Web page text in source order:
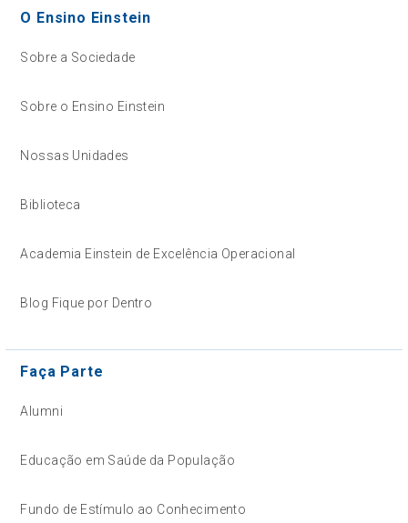
O Ensino Einstein
Sobre a Sociedade
Sobre o Ensino Einstein
Nossas Unidades
Biblioteca
Academia Einstein de Excelência Operacional
Blog Fique por Dentro
Faça Parte
Alumni
Educação em Saúde da População
Fundo de Estímulo ao Conhecimento